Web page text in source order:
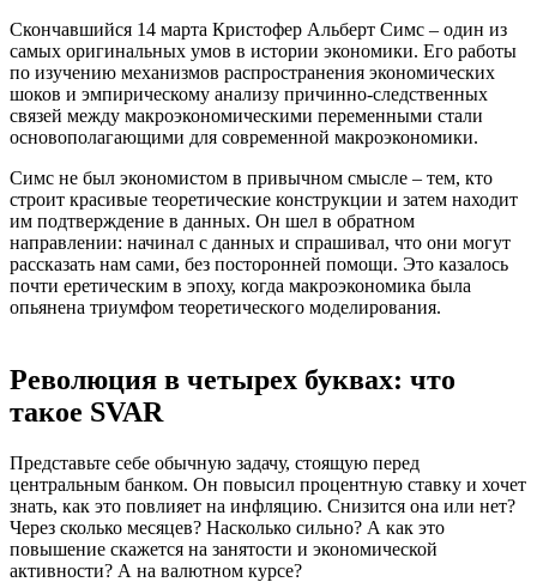
Скончавшийся 14 марта Кристофер Альберт Симс – один из
самых оригинальных умов в истории экономики. Его работы
по изучению механизмов распространения экономических
шоков и эмпирическому анализу причинно-следственных
связей между макроэкономическими переменными стали
основополагающими для современной макроэкономики.
Симс не был экономистом в привычном смысле – тем, кто
строит красивые теоретические конструкции и затем находит
им подтверждение в данных. Он шел в обратном
направлении: начинал с данных и спрашивал, что они могут
рассказать нам сами, без посторонней помощи. Это казалось
почти еретическим в эпоху, когда макроэкономика была
опьянена триумфом теоретического моделирования.
Революция в четырех буквах: что
такое SVAR
Представьте себе обычную задачу, стоящую перед
центральным банком. Он повысил процентную ставку и хочет
знать, как это повлияет на инфляцию. Снизится она или нет?
Через сколько месяцев? Насколько сильно? А как это
повышение скажется на занятости и экономической
активности? А на валютном курсе?